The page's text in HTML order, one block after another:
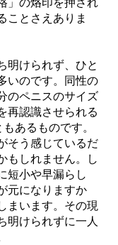
」の烙印を押され
ことさえありま
明けられず、ひと
いのです。同性の
のペニスのサイズ
再認識させられる
あるものです。
そう感じているだ
もしれません。し
短小や早漏らし
元になりますか
まいます。その現
明けられずに一人